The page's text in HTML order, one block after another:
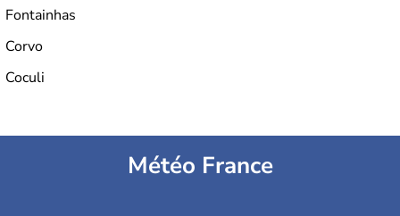
Fontainhas
Corvo
Coculi
Météo France